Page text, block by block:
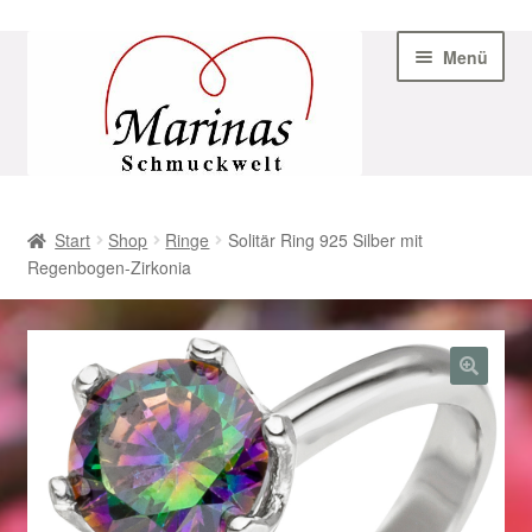
Navigation
Menü
AGB
Beispiel-Seite
Datenschutz
Geschenke zu Ostern 2023
Geschenke zu Ostern 2024
Start Shop Ringe
Solitär Ring 925 Silber mit
Regenbogen-Zirkonia